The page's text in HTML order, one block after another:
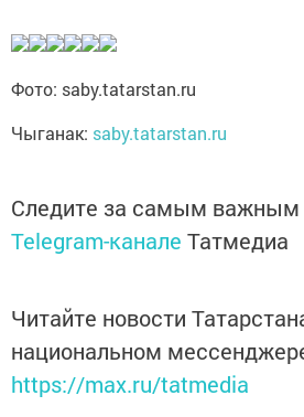
Фото: saby.tatarstan.ru
Чыганак: saby.tatarstan.ru
Следите за самым важным
Telegram-канале Татмедиа
Читайте новости
национальном
https://max.ru/tatmedia